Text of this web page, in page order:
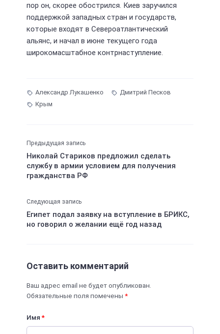
пор он, скорее обострился. Киев заручился
поддержкой западных стран и государств,
которые входят в Североатлантический
альянс, и начал в июне текущего года
широкомасштабное контрнаступление.
Александр Лукашенко
Дмитрий Песков
Крым
Предыдущая запись
Николай Стариков предложил сделать
службу в армии условием для получения
гражданства РФ
Следующая запись
Египет подал заявку на вступление в БРИКС,
но говорил о желании ещё год назад
Оставить комментарий
Ваш адрес email не будет опубликован.
Обязательные поля помечены *
Имя*